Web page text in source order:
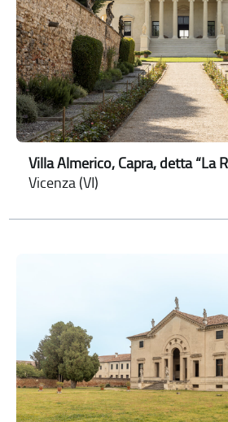
Villa Almerico, Capra, detta “La
Vicenza (VI)